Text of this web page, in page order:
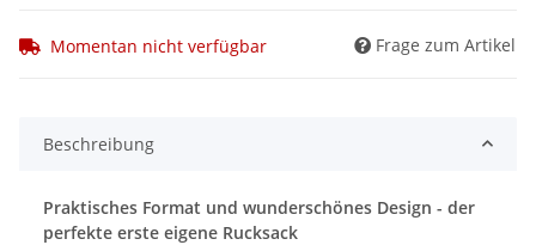
Momentan nicht verfügbar Frage zum Artikel
Beschreibung
Praktisches Format und wunderschönes Design - der
perfekte erste eigene Rucksack